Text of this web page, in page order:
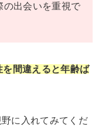
の出会いを重視で
間違えると年齢ば
に入れてみてくだ